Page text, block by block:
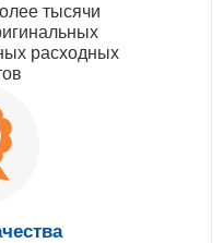
тысячи
расходных